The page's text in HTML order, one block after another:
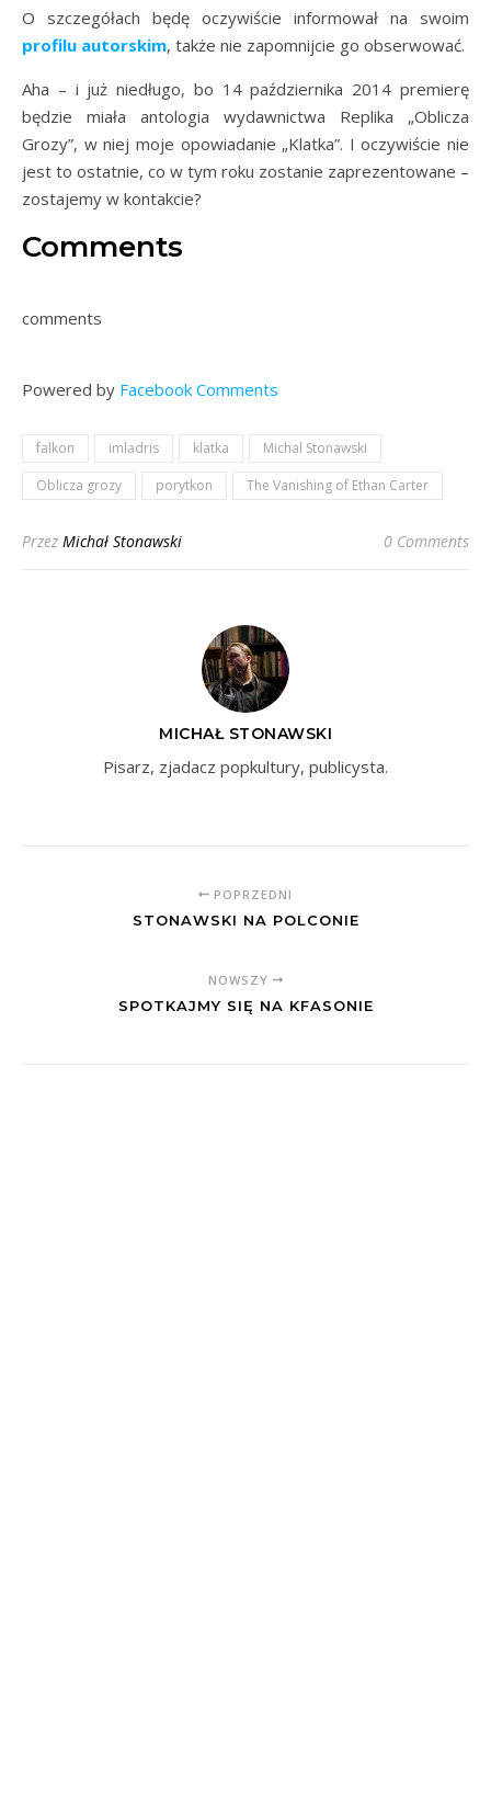
O szczegółach będę oczywiście informował na swoim
profilu autorskim, także nie zapomnijcie go obserwować.
Aha – i już niedługo, bo 14 października 2014 premierę
będzie miała antologia wydawnictwa Replika „Oblicza
Grozy”, w niej moje opowiadanie „Klatka”. I oczywiście nie
jest to ostatnie, co w tym roku zostanie zaprezentowane –
zostajemy w kontakcie?
Comments
comments
Powered by Facebook Comments
falkon imladris klatka
Michal Stonawski
Oblicza grozy
porytkon The Vanishing of Ethan Carter
Przez Michał Stonawski 0 Comments
MICHAŁ STONAWSKI
Pisarz, zjadacz popkultury, publicysta.
POPRZEDNI
STONAWSKI NA POLCONIE
NOWSZY
SPOTKAJMY SIĘ NA KFASONIE